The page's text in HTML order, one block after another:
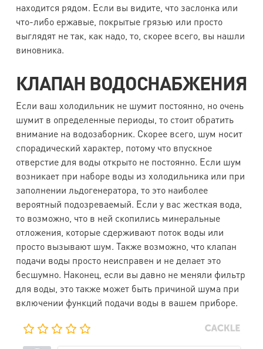
находится рядом. Если вы видите, что заслонка или
что-либо ержавые, покрытые грязью или просто
выглядят не так, как надо, то, скорее всего, вы нашли
виновника.
КЛАПАН ВОДОСНАБЖЕНИЯ
Если ваш холодильник не шумит постоянно, но очень
шумит в определенные периоды, то стоит обратить
внимание на водозаборник. Скорее всего, шум носит
спорадический характер, потому что впускное
отверстие для воды открыто не постоянно. Если шум
возникает при наборе воды из холодильника или при
заполнении льдогенератора, то это наиболее
вероятный подозреваемый. Если у вас жесткая вода,
то возможно, что в ней скопились минеральные
отложения, которые сдерживают поток воды или
просто вызывают шум. Также возможно, что клапан
подачи воды просто неисправен и не делает это
бесшумно. Наконец, если вы давно не меняли фильтр
для воды, это также может быть причиной шума при
включении функций подачи воды в вашем приборе.